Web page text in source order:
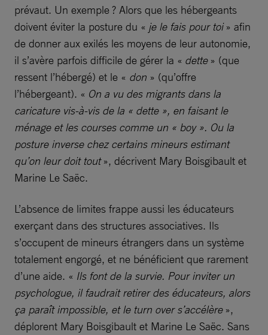
prévaut. Un exemple ? Alors que les hébergeants
doivent éviter la posture du « je le fais pour toi» afin
de donner aux exilés les moyens de leur autonomie,
il s’avère parfois difficile de gérer la « dette» (que
ressent l’hébergé) et le « don » (qu’offre
l’hébergeant). « On a vu des migrants dans la
caricature vis-à-vis de la « dette », en faisant le
ménage et les courses comme un « boy ». Ou la
posture inverse chez certains mineurs estimant
qu’on leur doit tout», décrivent Mary Boisgibault et
Marine Le Saëc.
L’absence de limites frappe aussi les éducateurs
exerçant dans des structures associatives. Ils
s’occupent de mineurs étrangers dans un système
totalement engorgé, et ne bénéficient que rarement
d’une aide. « Ils font de la survie. Pour inviter un
psychologue, il faudrait retirer des éducateurs, alors
ça paraît impossible, et le turn over s’accélère »,
déplorent Mary Boisgibault et Marine Le Saëc. Sans